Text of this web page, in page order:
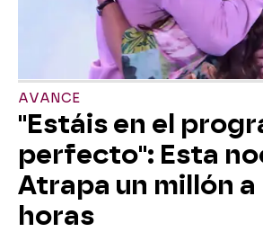
AVANCE
"Estáis en el
perfecto": Esta
Atrapa un millón a
horas